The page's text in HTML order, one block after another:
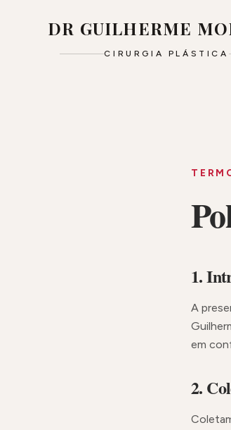
DR GUILHERME
CIRURGIA PLÁSTICA
1.
A
em
2.